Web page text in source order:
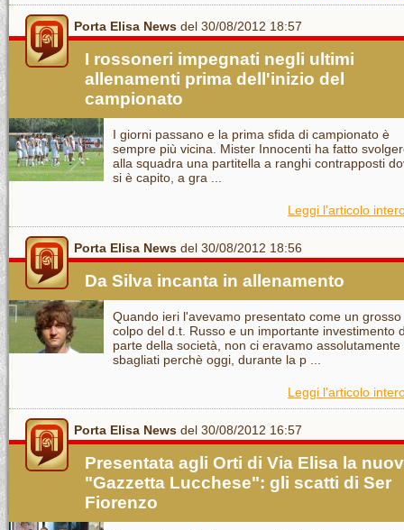
Porta Elisa News del 30/08/2012 18:57
I rossoneri impegnati negli ultimi
allenamenti prima dell'inizio del
campionato
I giorni passano e la prima sfida di campionato è
sempre più vicina. Mister Innocenti ha fatto
alla squadra una partitella a ranghi contrapposti
si è capito, a gra ...
Leggi l'articolo
Porta Elisa News del 30/08/2012 18:56
Da Silva incanta in allenamento
Quando ieri l'avevamo presentato come un grosso
colpo del d.t. Russo e un importante investimento
parte della società, non ci eravamo assolutamente
sbagliati perchè oggi, durante la p ...
Leggi l'articolo
Porta Elisa News del 30/08/2012 16:57
Presentata agli Orti di Via Elisa la
"Gazzetta Lucchese": gli scatti di Ser
Fiorenzo